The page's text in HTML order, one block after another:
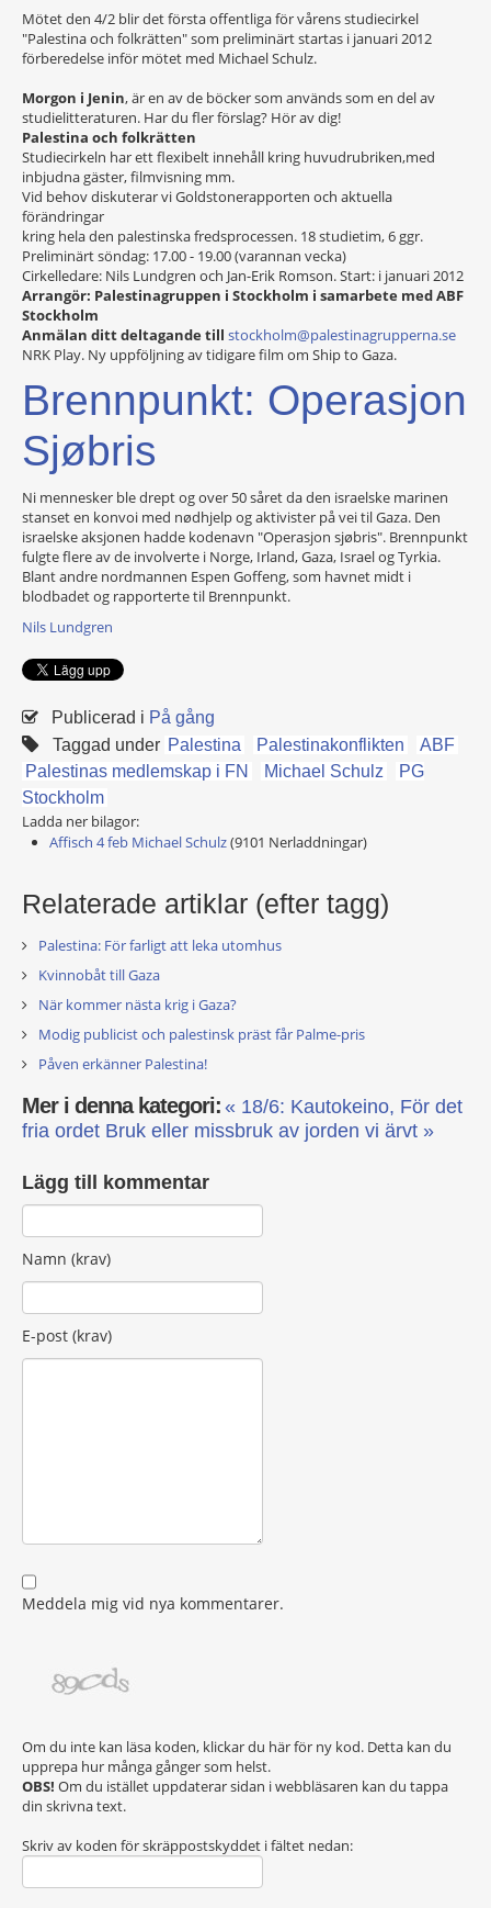
Mötet den 4/2 blir det första offentliga för vårens studiecirkel
"Palestina och folkrätten" som preliminärt startas i januari 2012
förberedelse inför mötet med Michael Schulz.
Morgon i Jenin, är en av de böcker som används som en del av
studielitteraturen. Har du fler förslag? Hör av dig!
Palestina och folkrätten
Studiecirkeln har ett flexibelt innehåll kring huvudrubriken,med
inbjudna gäster, filmvisning mm.
Vid behov diskuterar vi Goldstonerapporten och aktuella
förändringar
kring hela den palestinska fredsprocessen. 18 studietim, 6 ggr.
Preliminärt söndag: 17.00 - 19.00 (varannan vecka)
Cirkelledare: Nils Lundgren och Jan-Erik Romson. Start: i januari 2012
Arrangör: Palestinagruppen i Stockholm i samarbete med ABF
Stockholm
Anmälan ditt deltagande till stockholm@palestinagrupperna.se
NRK Play. Ny uppföljning av tidigare film om Ship to Gaza.
Brennpunkt: Operasjon
Sjøbris
Ni mennesker ble drept og over 50 såret da den israelske marinen
stanset en konvoi med nødhjelp og aktivister på vei til Gaza. Den
israelske aksjonen hadde kodenavn "Operasjon sjøbris". Brennpunkt
fulgte flere av de involverte i Norge, Irland, Gaza, Israel og Tyrkia.
Blant andre nordmannen Espen Goffeng, som havnet midt i
blodbadet og rapporterte til Brennpunkt.
Nils Lundgren
Publicerad i På gång
Taggad under Palestina Palestinakonflikten
ABF
Palestinas medlemskap i FN
Michael Schulz
PG
Stockholm
Ladda ner bilagor:
Affisch 4 feb Michael Schulz(9101 Nerladdningar)
Relaterade artiklar (efter tagg)
Palestina: För farligt att leka utomhus
Kvinnobåt till Gaza
När kommer nästa krig i Gaza?
Modig publicist och palestinsk präst får Palme-pris
Påven erkänner Palestina!
Mer i denna kategori: « 18/6: Kautokeino, För det
fria ordet Bruk eller missbruk av jorden vi ärvt »
Lägg till kommentar
Namn (krav)
E-post (krav)
Meddela mig vid nya kommentarer.
Om du inte kan läsa koden, klickar du här för ny kod. Detta kan du
upprepa hur många gånger som helst.
OBS! Om du istället uppdaterar sidan i webbläsaren kan du tappa
din skrivna text.
Skriv av koden för skräppostskyddet i fältet nedan: